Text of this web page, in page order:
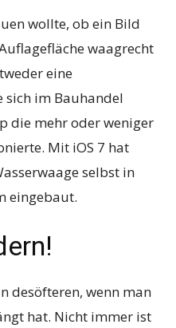
wollte, ob ein Bild
waagrecht
eine
sich im Bauhandel
die mehr oder weniger
Mit iOS 7 hat
selbst in
eingebaut.
desöfteren, wenn man
hat. Nicht immer ist